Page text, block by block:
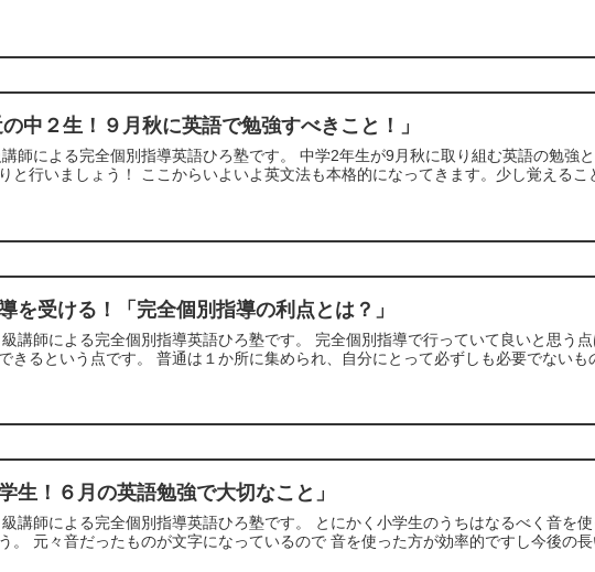
の中２生！９月秋に英語で勉強すべきこと！」
師による完全個別指導英語ひろ塾です。 中学2年生が9月秋に取り組む英語の勉強
と行いましょう！ ここからいよいよ英文法も本格的になってきます。少し覚えるこ
を受ける！「完全個別指導の利点とは？」
講師による完全個別指導英語ひろ塾です。 完全個別指導で行っていて良いと思う
きるという点です。 普通は１か所に集められ、自分にとって必ずしも必要でないも
生！６月の英語勉強で大切なこと」
講師による完全個別指導英語ひろ塾です。 とにかく小学生のうちはなるべく音を
。 元々音だったものが文字になっているので 音を使った方が効率的ですし今後の